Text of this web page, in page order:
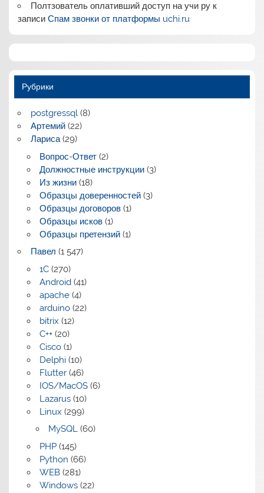
Полтзователь оплативший доступ на учи рук
записиСпам звонки от платформы uchi.ru
Рубрики
postgressql(8)
Артемий(22)
Лариса(29)
Вопрос-Ответ(2)
Должностные инструкции(3)
Из жизни(18)
Образцы доверенностей(3)
Образцы договоров(1)
Образцы исков(1)
Образцы претензий(1)
Павел (1 547)
1C(270)
Android(41)
apache(4)
arduino(22)
bitrix (12)
C++(20)
Cisco(1)
Delphi(10)
Flutter(46)
IOS/MacOS(6)
Lazarus(10)
Linux (299)
MySQL(60)
PHP(145)
Python (66)
WEB(281)
Windows(22)